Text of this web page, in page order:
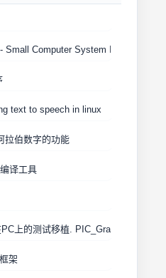
Small Computer System Interface -
text to speech in linux
拉伯数字的功能
译工具
架